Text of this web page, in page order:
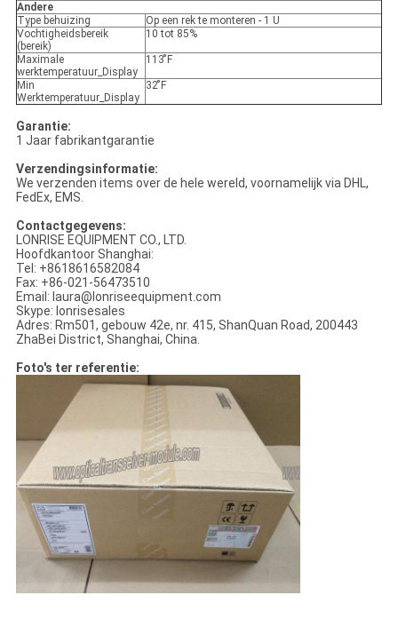
Andere
Type behuizing
Op een rek te monteren - 1 U
Vochtigheidsbereik
(bereik)
10 tot 85%
Maximale
werktemperatuur_Display
113 ̊F
Min
Werktemperatuur_Display
32 ̊F
Garantie:
1 Jaar fabrikantgarantie
Verzendingsinformatie:
We verzenden items over de hele wereld, voornamelijk via DHL,
FedEx, EMS.
Contactgegevens:
LONRISE EQUIPMENT CO., LTD.
Hoofdkantoor Shanghai:
Tel: +8618616582084
Fax: +86-021-56473510
Email: laura@lonriseequipment.com
Skype: lonrisesales
Adres: Rm501, gebouw 42e, nr. 415, ShanQuan Road, 200443
ZhaBei District, Shanghai, China.
Foto's ter referentie: